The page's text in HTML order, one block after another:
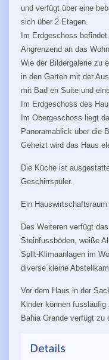
und verfügt über eine
sich über 2 Etagen.
Im Erdgeschoss
Angrenzend an das
Wie der Bildergalerie zu
in den Garten mit der
mit Bad en Suite und
Im Erdgeschoss des
Im Obergeschoss liegt
Panoramablick über die
Geheizt wird das Haus
Die Küche ist
Geschirrspüler.
Ein
Des Weiteren verfügt
Steinfussböden, weiße
Split-Klimaanlagen im
diverse kleine
Vor dem Haus in der
Kinder können
Bahia Grande verfügt zu